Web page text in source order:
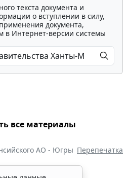
текста документа и
о вступлении в силу,
документа,
в Интернет-версии системы
все материалы
АО - Югры Перепечатка